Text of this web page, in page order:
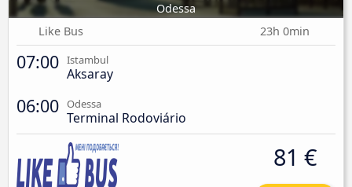
Odessa
Like Bus
23h 0min
07:00 Istambul
Aksaray
06:00 Odessa
Terminal Rodoviário
81 €